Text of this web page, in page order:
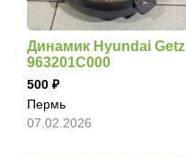
Динамик Hyundai Getz
963201C000
500
Пермь
07.02.2026